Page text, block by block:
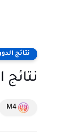
نتائج
نتائج
M4